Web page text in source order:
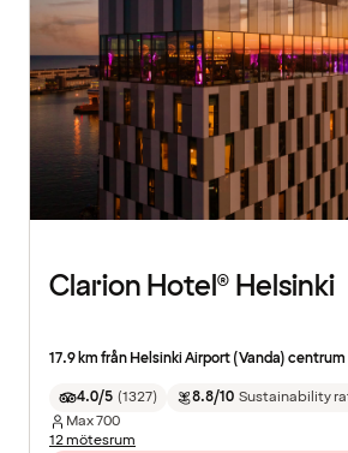
Clarion Hotel® Helsinki
17.9 km från Helsinki Airport (Vanda) centrum
4.0/5 (1327) 8.8/10 Sustainability
Max700
12 mötesrum